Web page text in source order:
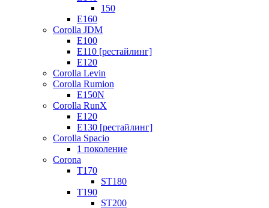
150
E160
Corolla JDM
E100
E110 [рестайлинг]
E120
Corolla Levin
Corolla Rumion
E150N
Corolla RunX
E120
E130 [рестайлинг]
Corolla Spacio
1 поколение
Corona
T170
ST180
T190
ST200